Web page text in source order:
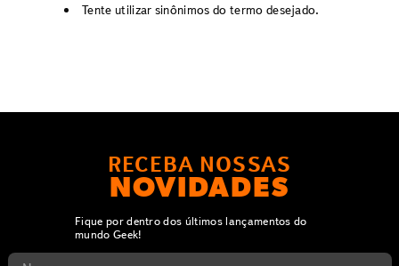
Tente utilizar sinônimos do termo desejado.
RECEBA NOSSAS
NOVIDADES
Fique por dentro dos últimos lançamentos do
mundo Geek!